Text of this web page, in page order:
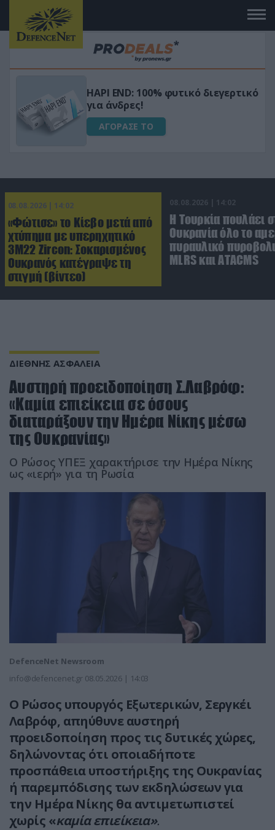
Μεταμόρφωσε τον κήπο σου με το
Ultra Box Μίνι Αλυσοπρίονο με
μπαταρία λιθίου
ΑΓΟΡΑΣΕ ΤΟ
08.08.2026 | 14:02
«Φώτισε» το Κίεβο μετά από
χτύπημα με υπερηχητικό
3M22 Zircon: Σοκαρισμένος
Ουκρανός κατέγραψε τη
στιγμή (βίντεο)
08.08.2026 | 14:02
Η Τουρκία πουλάει
Ουκρανία όλο το
πυραυλικό
MLRS και ΑΤΑCMS
ΔΙΕΘΝΗΣ ΑΣΦΑΛΕΙΑ
Αυστηρή προειδοποίηση Σ.Λαβρόφ:
«Καμία επιείκεια σε όσους
διαταράξουν την Ημέρα Νίκης μέσω
της Ουκρανίας»
Ο Ρώσος ΥΠΕΞ χαρακτήρισε την Ημέρα Νίκης
ως «ιερή» για τη Ρωσία
DefenceNet Newsroom
info@defencenet.gr 08.05.2026 | 14:03
Ο Ρώσος υπουργός Εξωτερικών, Σεργκέι
Λαβρόφ, απηύθυνε αυστηρή
προειδοποίηση προς τις δυτικές χώρες,
δηλώνοντας ότι οποιαδήποτε
προσπάθεια υποστήριξης της Ουκρανίας
ή παρεμπόδισης των εκδηλώσεων για
την Ημέρα Νίκης θα αντιμετωπιστεί
χωρίς «καμία επιείκεια».